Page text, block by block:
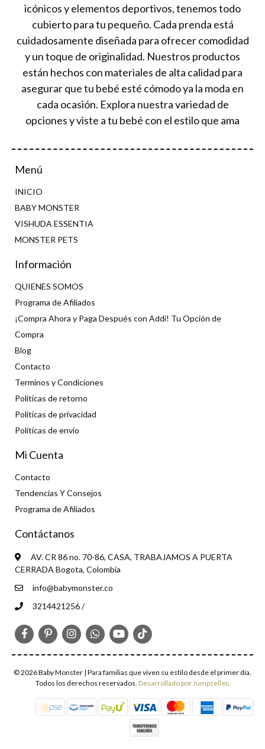
icónicos y elementos deportivos, tenemos todo
cubierto para tu pequeño. Cada prenda está
cuidadosamente diseñada para ofrecer comodidad
y un toque de originalidad. Nuestros productos
están hechos con materiales de alta calidad para
asegurar que tu bebé esté cómodo ya la moda en
cada ocasión. Explora nuestra variedad de
opciones y viste a tu bebé con el estilo que ama
Menú
INICIO
BABY MONSTER
VISHUDA ESSENTIA
MONSTER PETS
Información
QUIENES SOMOS
Programa de Afiliados
¡Compra Ahora y Paga Después con Addi! Tu Opción de
Compra
Blog
Contacto
Terminos y Condiciones
Politicas de retorno
Politicas de privacidad
Políticas de envío
Mi Cuenta
Contacto
Tendencias Y Consejos
Programa de Afiliados
Contáctanos
AV. CR 86 no. 70-86, CASA, TRABAJAMOS A PUERTA
CERRADA Bogota, Colombia
info@babymonster.co
3214421256 /
© 2026 Baby Monster | Para familias que viven su estilo desde el primer día.
Todos los derechos reservados. Desarrollado por Jumpseller.